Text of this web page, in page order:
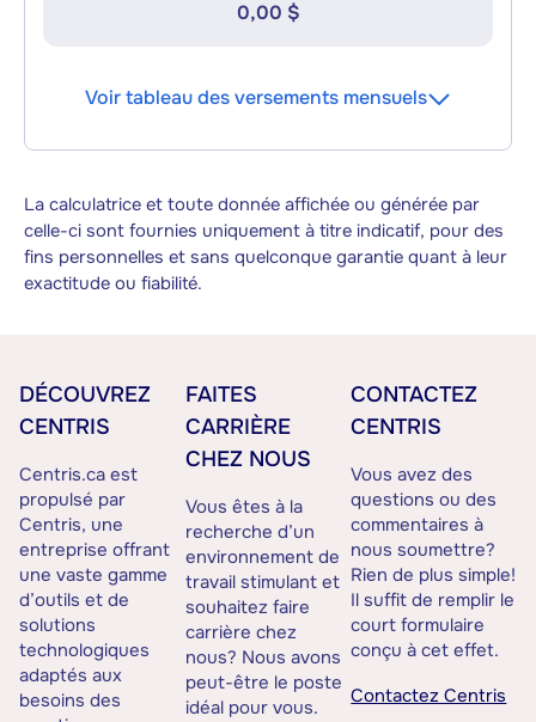
0,00 $
Voir tableau des versements mensuels
La calculatrice et toute donnée affichée ou générée par
celle-ci sont fournies uniquement à titre indicatif, pour des
fins personnelles et sans quelconque garantie quant à leur
exactitude ou fiabilité.
DÉCOUVREZ
CENTRIS
Centris.ca est
propulsé par
Centris, une
entreprise offrant
une vaste gamme
d’outils et de
solutions
technologiques
adaptés aux
besoins des
FAITES
CARRIÈRE
CHEZ NOUS
Vous êtes à la
recherche d’un
environnement de
travail stimulant et
souhaitez faire
carrière chez
nous? Nous avons
peut-être le poste
idéal pour vous.
CONTACTEZ
CENTRIS
Vous avez des
questions ou des
commentaires à
nous soumettre?
Rien de plus simple!
Il suffit de remplir le
court formulaire
conçu à cet effet.
Contactez Centris